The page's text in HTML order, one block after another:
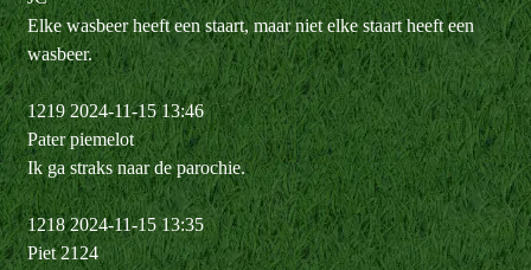
Elke wasbeer heeft een staart, maar niet elke staart heeft een
wasbeer.
1219 2024-11-15 13:46
Pater piemelot
Ik ga straks naar de parochie.
1218 2024-11-15 13:35
Piet 2124